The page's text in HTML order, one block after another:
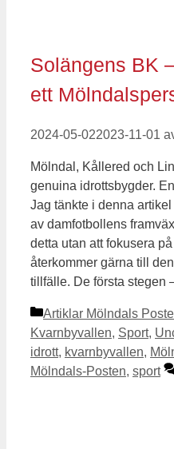
Solängens BK
ett
2024-05-022023-11-01
Mölndal, Kållered och
genuina idrottsbygder.
Jag tänkte i denna
av damfotbollens
detta utan att fokusera
återkommer gärna till
tillfälle. De första stegen
Kategorier
Artiklar Mölndals
Kvarnbyvallen, Sport,
idrott, kvarnbyvallen,
Mölndals-Posten, sport